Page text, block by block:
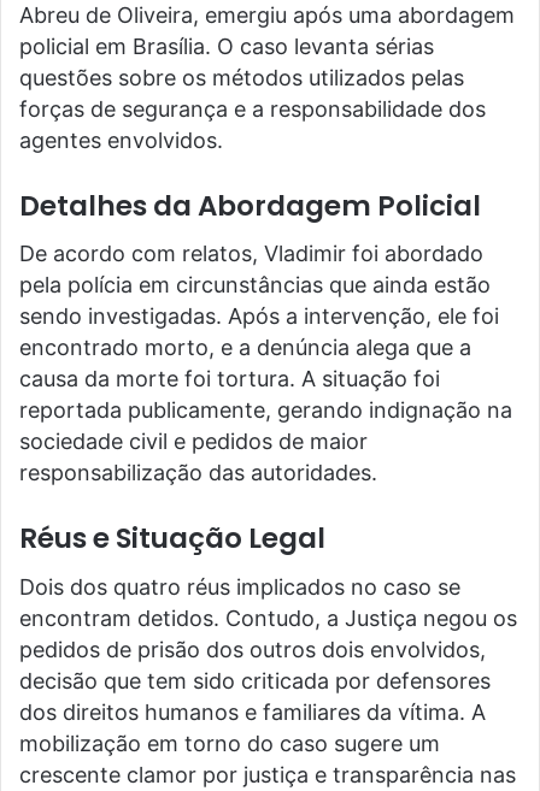
Abreu de Oliveira, emergiu após uma abordagem
policial em Brasília. O caso levanta sérias
questões sobre os métodos utilizados pelas
forças de segurança e a responsabilidade dos
agentes envolvidos.
Detalhes da Abordagem Policial
De acordo com relatos, Vladimir foi abordado
pela polícia em circunstâncias que ainda estão
sendo investigadas. Após a intervenção, ele foi
encontrado morto, e a denúncia alega que a
causa da morte foi tortura. A situação foi
reportada publicamente, gerando indignação na
sociedade civil e pedidos de maior
responsabilização das autoridades.
Réus e Situação Legal
Dois dos quatro réus implicados no caso se
encontram detidos. Contudo, a Justiça negou os
pedidos de prisão dos outros dois envolvidos,
decisão que tem sido criticada por defensores
dos direitos humanos e familiares da vítima. A
mobilização em torno do caso sugere um
crescente clamor por justiça e transparência nas